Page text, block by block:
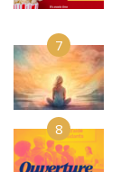
7
8